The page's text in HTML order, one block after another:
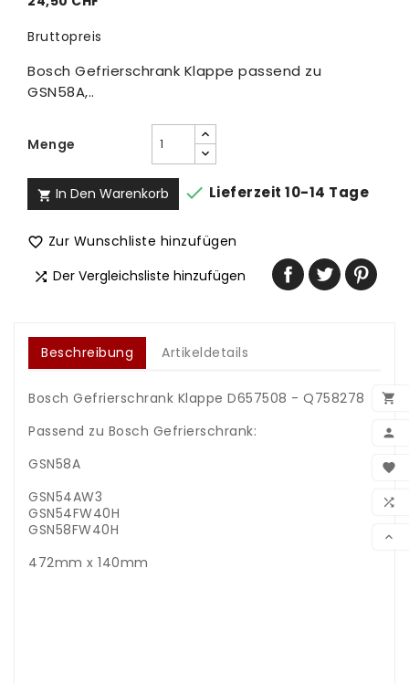





Bruttopreis
Bosch Gefrierschrank Klappe passend zu
GSN58A,..
Menge
 In Den Warenkorb  Lieferzeit 10-14 Tage
 Zur Wunschliste hinzufügen
 Der Vergleichsliste hinzufügen
Beschreibung Artikeldetails
Bosch Gefrierschrank Klappe D657508 - Q758278
Passend zu Bosch Gefrierschrank:
GSN58A
GSN54AW3
GSN54FW40H
GSN58FW40H
472mm x 140mm